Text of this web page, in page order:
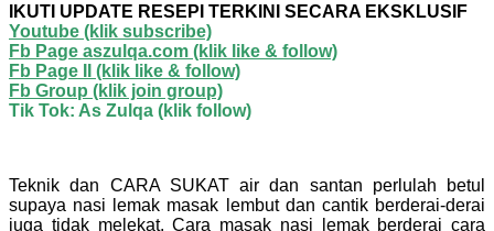
IKUTI UPDATE RESEPI TERKINI SECARA EKSKLUSIF
Youtube (klik subscribe)
Fb Page aszulqa.com (klik like & follow)
Fb Page II (klik like & follow)
Fb Group (klik join group)
Tik Tok: As Zulqa (klik follow)
Teknik dan CARA SUKAT air dan santan perlulah betul
supaya nasi lemak masak lembut dan cantik berderai-derai
juga tidak melekat. Cara masak nasi lemak berderai cara